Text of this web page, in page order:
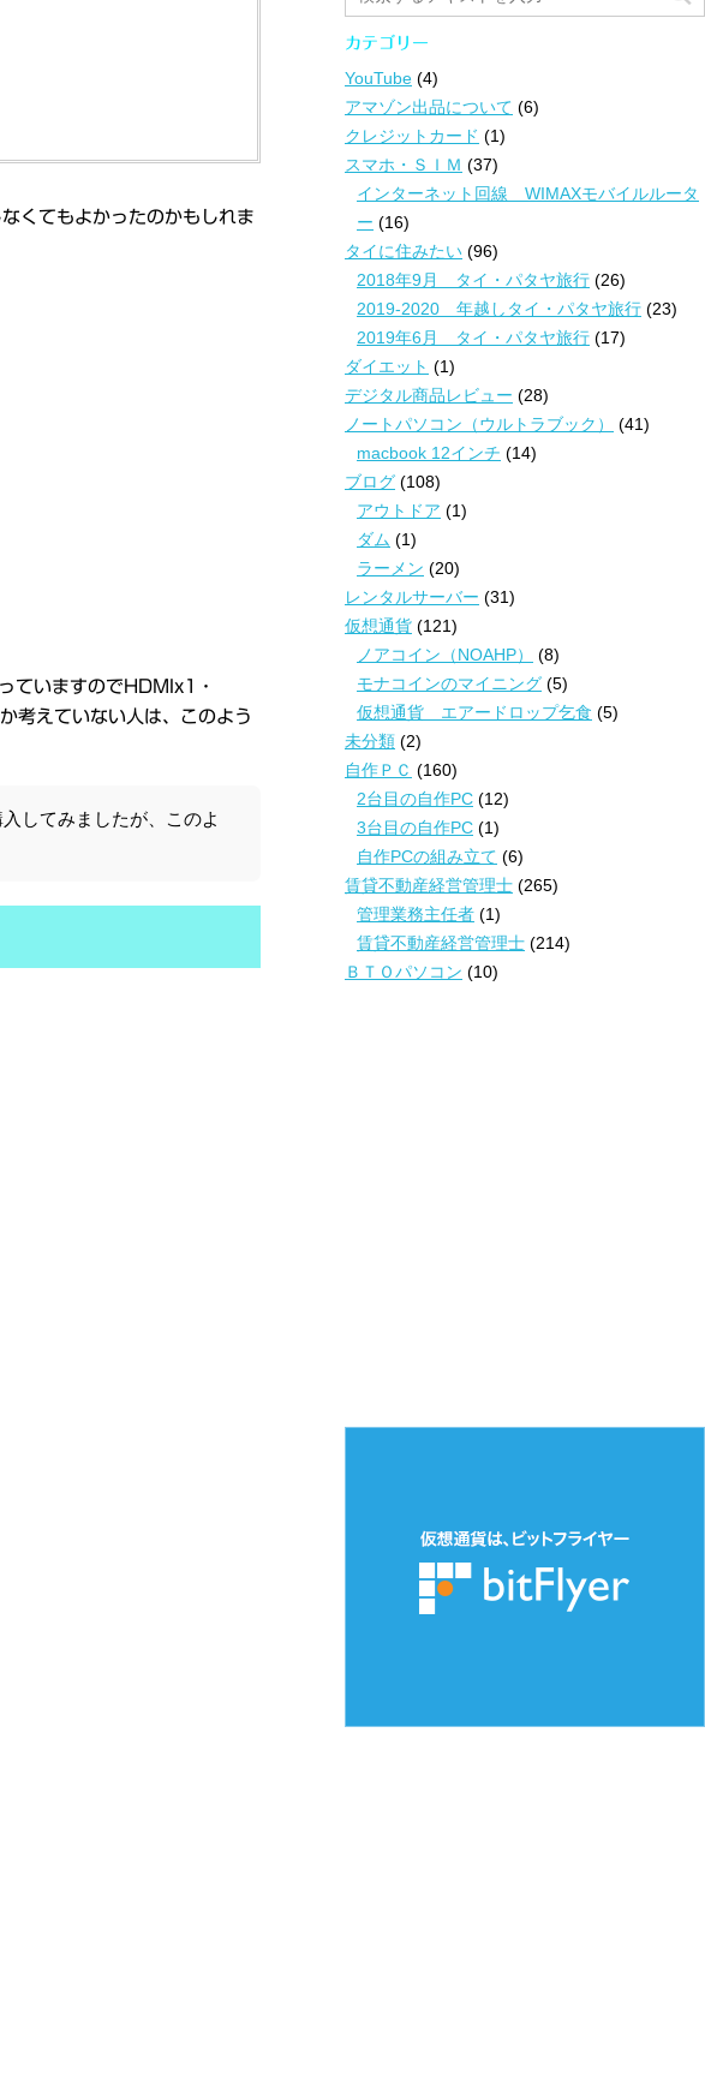
くてもよかったのかもしれま
ていますのでHDMIx1・
考えていない人は、このよう
してみましたが、このよ
カテゴリー
YouTube (4)
アマゾン出品について (6)
クレジットカード (1)
スマホ・ＳＩＭ (37)
インターネット回線 WIMAXモバイルルータ
ー (16)
タイに住みたい (96)
2018年9月 タイ・パタヤ旅行 (26)
2019-2020 年越しタイ・パタヤ旅行 (23)
2019年6月 タイ・パタヤ旅行 (17)
ダイエット (1)
デジタル商品レビュー (28)
ノートパソコン（ウルトラブック）
(41)
macbook 12インチ (14)
ブログ (108)
アウトドア (1)
ダム (1)
ラーメン (20)
レンタルサーバー (31)
仮想通貨 (121)
ノアコイン（NOAHP）
(8)
モナコインのマイニング (5)
仮想通貨 エアードロップ乞食 (5)
未分類 (2)
自作ＰＣ (160)
2台目の自作PC (12)
3台目の自作PC (1)
自作PCの組み立て (6)
賃貸不動産経営管理士 (265)
管理業務主任者 (1)
賃貸不動産経営管理士 (214)
ＢＴＯパソコン (10)